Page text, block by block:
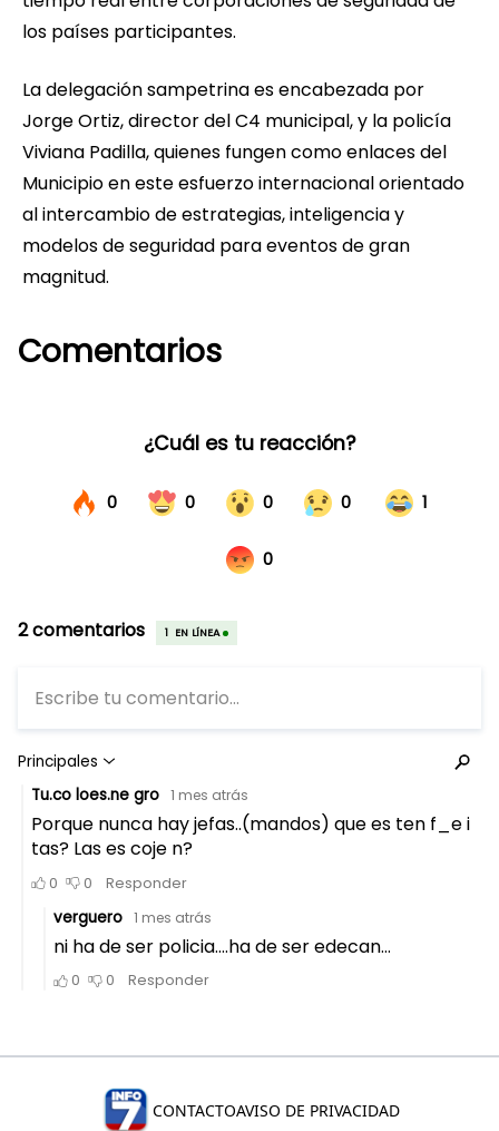
los países participantes.
La delegación sampetrina es encabezada por
Jorge Ortiz, director del C4 municipal, y la policía
Viviana Padilla, quienes fungen como enlaces del
Municipio en este esfuerzo internacional orientado
al intercambio de estrategias, inteligencia y
modelos de seguridad para eventos de gran
magnitud.
Comentarios
CONTACTOAVISO DE PRIVACIDAD